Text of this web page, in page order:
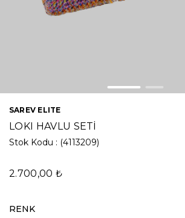
SAREV ELITE
LOKI HAVLU SETİ
Stok Kodu (4113209)
2.700,00 ₺
RENK